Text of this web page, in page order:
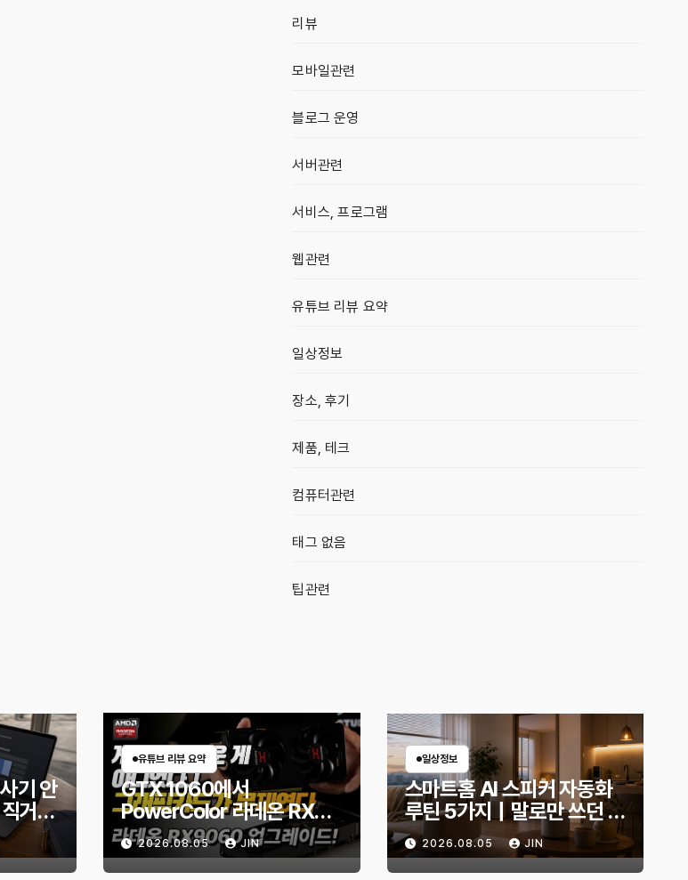
리뷰
모바일관련
블로그 운영
서버관련
서비스, 프로그램
웹관련
유튜브 리뷰 요약
일상정보
장소, 후기
제품, 테크
컴퓨터관련
태그 없음
팁관련
기 안
거래
까?
유튜브 리뷰 요약
GTX 1060에서
PowerColor 라데온 RX
9060 Reaper 8GB로 교
체한 후기｜엘든링·몬스터
2026.08.05 JIN
일상정보
스마트홈 AI 스피커 자동화
루틴 5가지｜말로만 쓰던 스
피커, 생활이 편해지는 설정
은?2026.08.05 JIN